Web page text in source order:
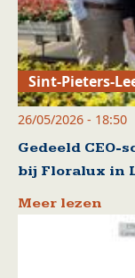
Sint-Pieters-
26/05/2026 - 18:50
Gedeeld CEO-
bij Floralux in
Meer lezen